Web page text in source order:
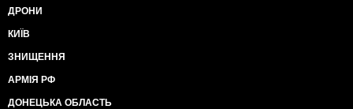
ДРОНИ
КИЇВ
ЗНИЩЕННЯ
АРМІЯ РФ
ДОНЕЦЬКА ОБЛАСТЬ